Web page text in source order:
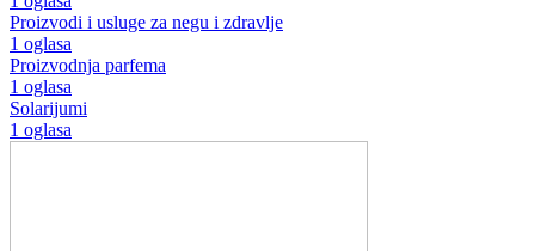
Proizvodi i usluge za negu i zdravlje
1 oglasa
Proizvodnja parfema
1 oglasa
Solarijumi
1 oglasa